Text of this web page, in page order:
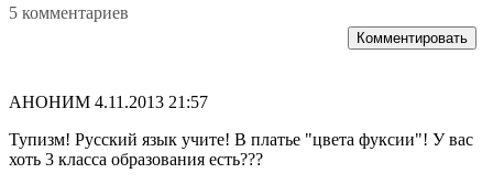
5 комментариев
Комментировать
АНОНИМ 4.11.2013 21:57
Тупизм! Русский язык учите! В платье "цвета фуксии"! У вас
хоть 3 класса образования есть???